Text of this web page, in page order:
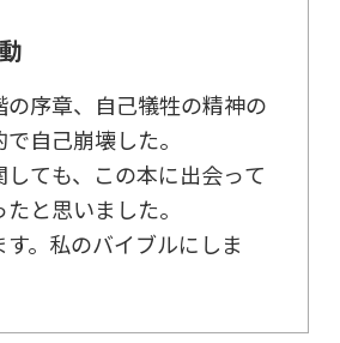
の序章、自己犠牲の精神の
自己崩壊した。
ても、この本に出会って
と思いました。
。私のバイブルにしま